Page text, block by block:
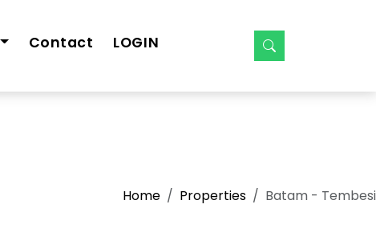
Contact LOGIN
Home Properties Batam - Tembesi